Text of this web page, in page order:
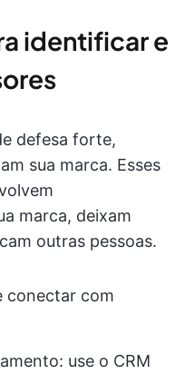
identificar e
defesa forte,
sua marca. Esses
marca, deixam
outras pessoas.
conectar com
use o CRM